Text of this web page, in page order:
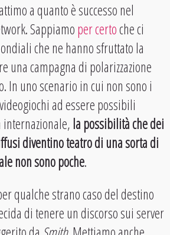
a quanto è successo nel
Sappiamoper certoche ci
che ne hanno sfruttato la
una campagna di polarizzazione
In uno scenario in cui non sono i
ad essere possibili
la possibilità che dei
diventino teatro di una sorta di
non sono poche.
qualche strano caso del destino
di tenere un discorso sui server